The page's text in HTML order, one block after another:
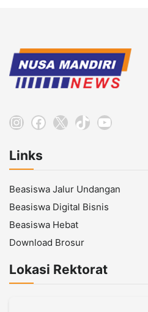
Instagram
Facebook
X TikTokYouTube
Links
Beasiswa Jalur Undangan
Beasiswa Digital Bisnis
Beasiswa Hebat
Download Brosur
Lokasi Rektorat